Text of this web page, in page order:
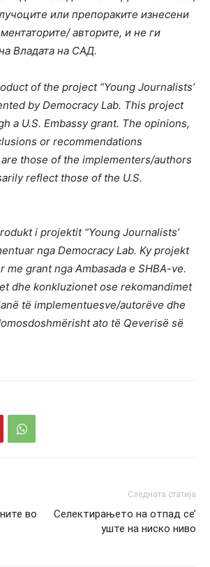
или препораките изнесени
авторите, и не ги
Владата на САД.
of the project “Young Journalists’
by Democracy Lab. This project
a U.S. Embassy grant. The opinions,
or recommendations
those of the implementers/authors
reflect those of the U.S.
i projektit “Young Journalists’
nga Democracy Lab. Ky projekt
me grant nga Ambasada e SHBA-ve.
dhe konkluzionet ose rekomandimet
të implementuesve/autorëve dhe
ato të Qeverisë së
во
Следната статија
Селектирањето на отпад се’
уште на ниско ниво